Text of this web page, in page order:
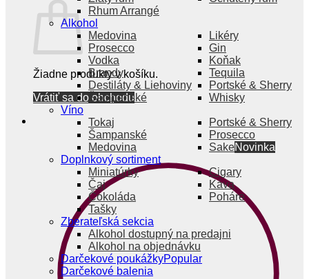
Žiadne produkty v košíku.
Vrátiť sa do obchodu
Rhum Arrangé
Alkohol
Medovina
Likéry
Prosecco
Gin
Vodka
Koňak
Brandy
Tequila
Destiláty & Liehoviny
Portské & Sherry
Šampanské
Whisky
Víno
Tokaj
Portské & Sherry
Šampanské
Prosecco
Medovina
Sake
Doplnkový sortiment
Miniatúrky
Cigary
Čaj
Káva
Čokoláda
Poháre
Tašky
Zberateľská sekcia
Alkohol dostupný na predajni
Alkohol na objednávku
Darčekové poukážky
Darčekové balenia